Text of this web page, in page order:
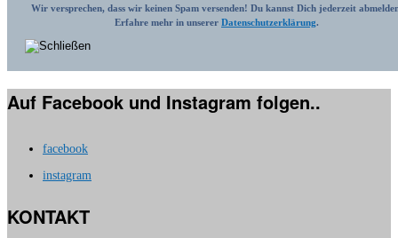
Wir versprechen, dass wir keinen Spam versenden! Du kannst Dich jederzeit
Erfahre mehr in unserer Datenschutzerklärung.
Auf Facebook und Instagram folgen..
facebook
instagram
KONTAKT